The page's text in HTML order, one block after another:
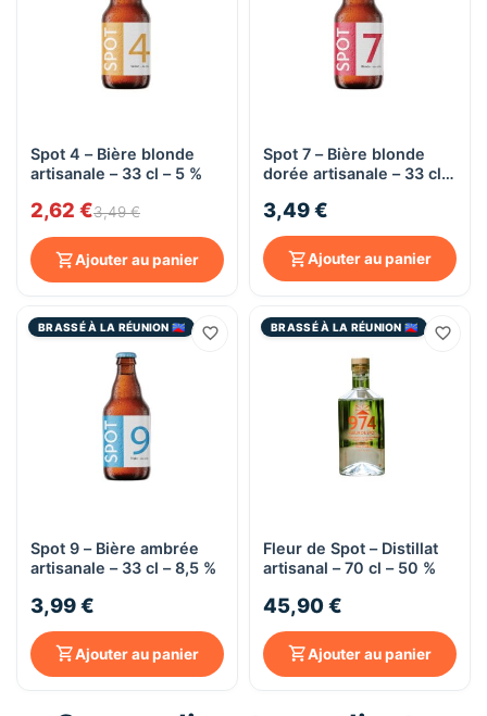
Spot 4 – Bière blonde
artisanale – 33 cl – 5 %
2,62 €3,49 €
Ajouter au panier
Spot 7 – Bière blonde
dorée artisanale – 33 cl –
3,49 €
Ajouter au panier
BRASSÉ À LA RÉUNION 🇷🇪
Spot 9 – Bière ambrée
artisanale – 33 cl – 8,5 %
3,99 €
Ajouter au panier
BRASSÉ À LA RÉUNION 🇷🇪
Fleur de Spot – Distillat
artisanal – 70 cl – 50 %
45,90 €
Ajouter au panier